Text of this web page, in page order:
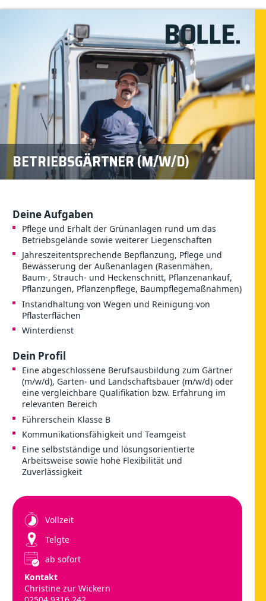
BETRIEBSGÄRTNER (M/W/D)
Deine Aufgaben
Pflege und Erhalt der Grünanlagen rund um das
Betriebsgelände sowie weiterer Liegenschaften
Jahreszeitentsprechende Bepflanzung, Pflege und
Bewässerung der Außenanlagen (Rasenmähen,
Baum-, Strauch- und Heckenschnitt, Pflanzenankauf,
Pflanzungen, Pflanzenpflege, Baumpflegemaßnahmen)
Instandhaltung von Wegen und Reinigung von
Pflasterflächen
Winterdienst
Dein Profil
Eine abgeschlossene Berufsausbildung zum Gärtner
(m/w/d), Garten- und Landschaftsbauer (m/w/d) oder
eine vergleichbare Qualifikation bzw. Erfahrung im
relevanten Bereich
Führerschein Klasse B
Kommunikationsfähigkeit und Teamgeist
Eine selbstständige und lösungsorientierte
Arbeitsweise sowie hohe Flexibilität und
Zuverlässigkeit
Vollzeit
Telgte
ab sofort
Kontakt
Christine zur Wickern